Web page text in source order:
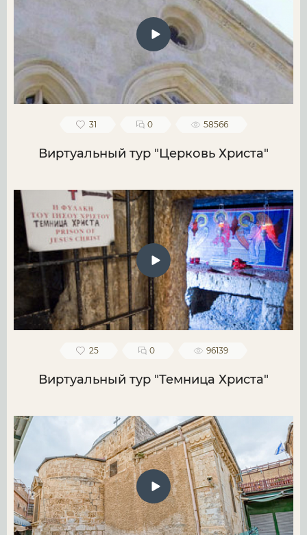
31 0 58566
Виртуальный тур "Церковь Христа"
25 0 96139
Виртуальный тур "Темница Христа"